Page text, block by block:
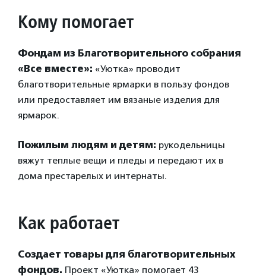
Кому помогает
Фондам из Благотворительного собрания
«Все вместе»: «Уютка» проводит
благотворительные ярмарки в пользу фондов
или предоставляет им вязаные изделия для
ярмарок.
Пожилым людям и детям: рукодельницы
вяжут теплые вещи и пледы и передают их в
дома престарелых и интернаты.
Как работает
Создает товары для благотворительных
фондов. Проект «Уютка» помогает 43